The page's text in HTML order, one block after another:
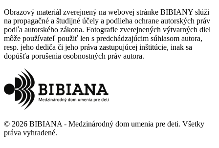
Obrazový materiál zverejnený na webovej stránke BIBIANY slúži
na propagačné a študijné účely a podlieha ochrane autorských práv
podľa autorského zákona. Fotografie zverejnených výtvarných diel
môže používateľ použiť len s predchádzajúcim súhlasom autora,
resp. jeho dediča či jeho práva zastupujúcej inštitúcie, inak sa
dopúšťa porušenia osobnostných práv autora.
© 2026 BIBIANA - Medzinárodný dom umenia pre deti. Všetky
práva vyhradené.